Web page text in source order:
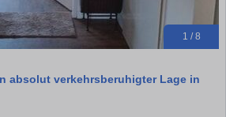
1 / 8
absolut verkehrsberuhigter Lage in